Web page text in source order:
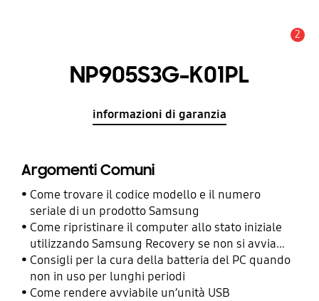
2
NP905S3G-K01PL
informazioni di garanzia
Argomenti Comuni
Come trovare il codice modello e il numero
seriale di un prodotto Samsung
Come ripristinare il computer allo stato iniziale
utilizzando Samsung Recovery se non si avvia
con Windows
Consigli per la cura della batteria del PC quando
non in uso per lunghi periodi
Come rendere avviabile un’unità USB